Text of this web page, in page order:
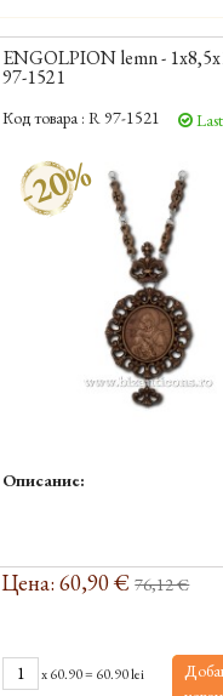
ENGOLPION lemn -
97-1521
Код товара : R 97-1521
-20%
Описание:
Цена: 60,90 € 76,12 €
x60.90= 60.90 lei